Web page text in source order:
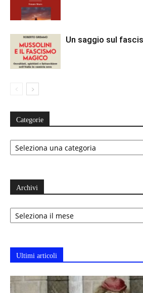
Un saggio sul
Categorie
Categorie
Archivi
Archivi
Ultimi articoli